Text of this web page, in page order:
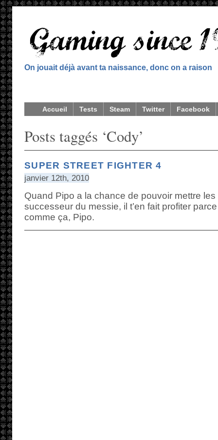
On jouait déjà avant ta naissance, donc on a raison
Accueil Tests Steam Twitter Facebook
Posts taggés ‘Cody’
SUPER STREET FIGHTER 4
janvier 12th, 2010
Quand Pipo a la chance de pouvoir mettre
successeur du messie, il t’en fait profiter parce
comme ça, Pipo.